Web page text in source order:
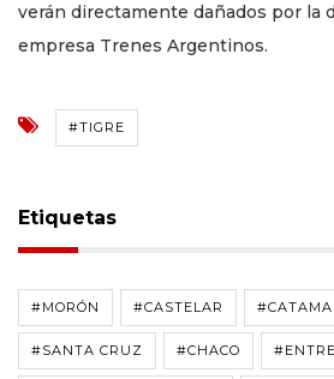
verán directamente dañados por la
empresa Trenes Argentinos.
#TIGRE
Etiquetas
#MORÓN #CASTELAR
#SANTA CRUZ #CHACO